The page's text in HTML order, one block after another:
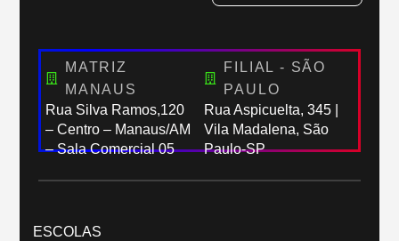
MATRIZ
MANAUS
Rua Silva Ramos,120
– Centro – Manaus/AM
– Sala Comercial 05
FILIAL - SÃO
PAULO
Rua Aspicuelta, 345 |
Vila Madalena, São
Paulo-SP
ESCOLAS